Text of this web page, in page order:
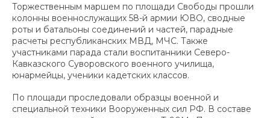
Торжественным маршем по площади Свободы прошли
колонны военнослужащих 58-й армии ЮВО, сводные
роты и батальоны соединений и частей, парадные
расчеты республиканских МВД, МЧС. Также
участниками парада стали воспитанники Северо-
Кавказского Суворовского военного училища,
юнармейцы, ученики кадетских классов.
По площади проследовали образцы военной и
специальной техники Вооруженных сил РФ. В составе